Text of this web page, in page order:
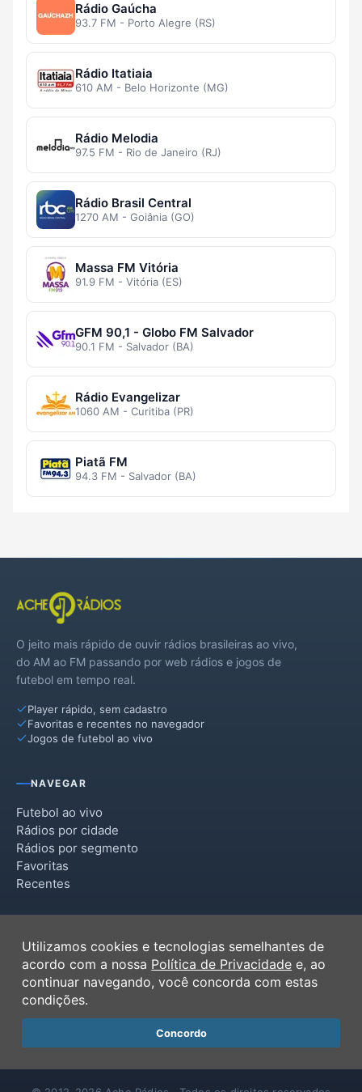
Rádio Gaúcha
93.7 FM - Porto Alegre (RS)
Rádio Itatiaia
610 AM - Belo Horizonte (MG)
Rádio Melodia
97.5 FM - Rio de Janeiro (RJ)
Rádio Brasil Central
1270 AM - Goiânia (GO)
Massa FM Vitória
91.9 FM - Vitória (ES)
GFM 90,1 - Globo FM Salvador
90.1 FM - Salvador (BA)
Rádio Evangelizar
1060 AM - Curitiba (PR)
Piatã FM
94.3 FM - Salvador (BA)
O jeito mais rápido de ouvir rádios brasileiras ao vivo,
do AM ao FM passando por web rádios e jogos de
futebol em tempo real.
Player rápido, sem cadastro
Favoritas e recentes no navegador
Jogos de futebol ao vivo
NAVEGAR
Futebol ao vivo
Rádios por cidade
Rádios por segmento
Favoritas
Recentes
Termos de Uso
Política de Privacidade
Ferramentas
Contato
Utilizamos cookies e tecnologias semelhantes de
acordo com a nossa Política de Privacidade e, ao
continuar navegando, você concorda com estas
condições.
Concordo